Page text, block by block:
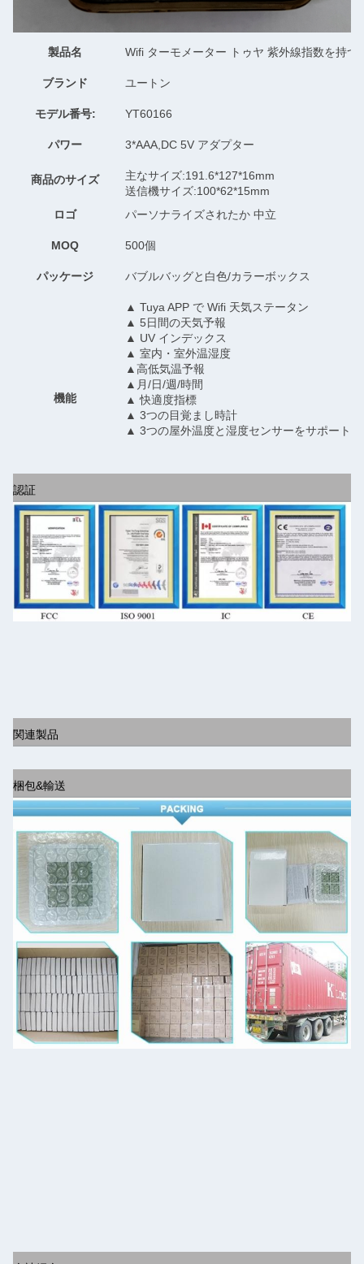
製品名 Wifi ターモメーター トゥヤ 紫外線指数を持つ
ブランド ユートン
モデル番号: YT60166
パワー 3*AAA,DC 5V アダプター
商品のサイズ
主なサイズ:191.6*127*16mm
送信機サイズ:100*62*15mm
ロゴ
パーソナライズされたか 中立
MOQ 500個
パッケージ バブルバッグと白色/カラーボックス
機能
▲ Tuya APP で Wifi 天気ステータン
▲ 5日間の天気予報
▲ UV インデックス
▲ 室内・室外温湿度
▲高低気温予報
▲月/日/週/時間
▲ 快適度指標
▲ 3つの目覚まし時計
▲ 3つの屋外温度と湿度センサーをサポート
認証
関連製品
梱包&輸送